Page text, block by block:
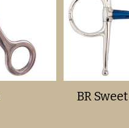
BR